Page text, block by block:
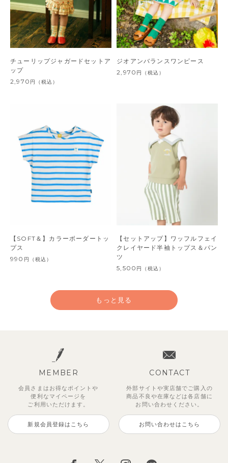
チューリップジャガードセットア
ップ
2,970 円 （税込）
ジオアンバランスワンピース
2,970 円 （税込）
【SOFT＆】カラーボーダートッ
プス
990 円 （税込）
【セットアップ】ワッフルフェイ
クレイヤード半袖トップス＆パン
ツ
5,500 円 （税込）
もっと見る
MEMBER
会員さまはお得なポイントや
便利な マイページを
ご利用いただけます。
新規会員登録はこちら
CONTACT
外部サイトや実店舗でご購入の
商品不良や在庫などは各店舗に
お問い合わせください。
お問い合わせはこちら